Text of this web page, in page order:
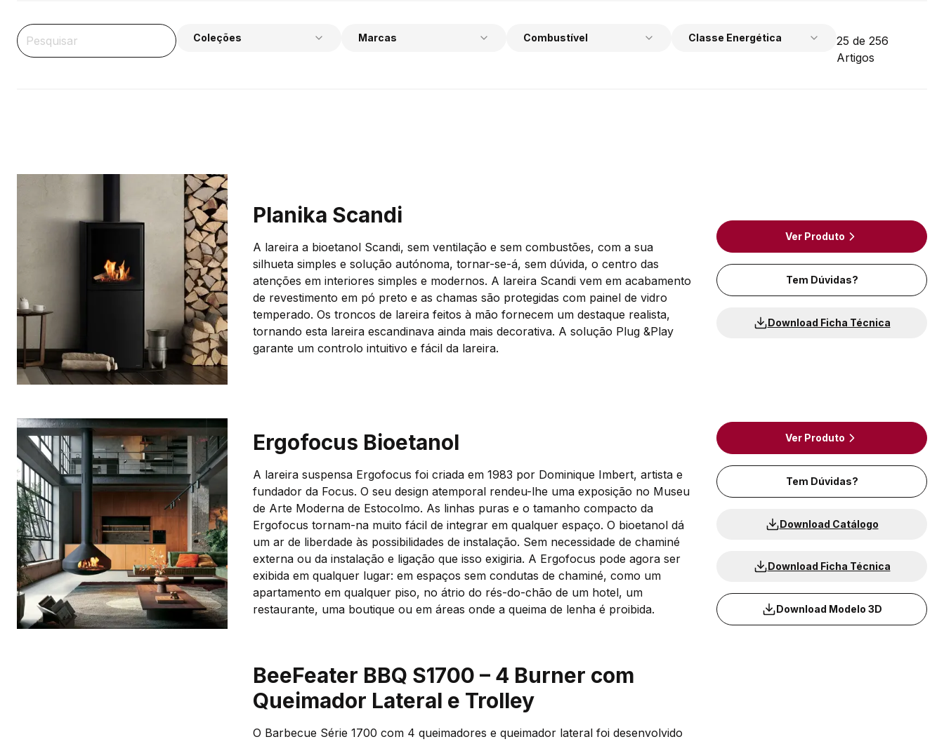
Coleções Marcas Combustível Classe Energética 25 de 256
Artigos
Planika Scandi
A lareira a bioetanol Scandi, sem ventilação e sem combustões, com a sua
silhueta simples e solução autónoma, tornar-se-á, sem dúvida, o centro das
atenções em interiores simples e modernos. A lareira Scandi vem em acabamento
de revestimento em pó preto e as chamas são protegidas com painel de vidro
temperado. Os troncos de lareira feitos à mão fornecem um destaque realista,
tornando esta lareira escandinava ainda mais decorativa. A solução Plug &Play
garante um controlo intuitivo e fácil da lareira.
Ver Produto
Tem Dúvidas?
Download Ficha Técnica
Ergofocus Bioetanol
A lareira suspensa Ergofocus foi criada em 1983 por Dominique Imbert, artista e
fundador da Focus. O seu design atemporal rendeu-lhe uma exposição no Museu
de Arte Moderna de Estocolmo. As linhas puras e o tamanho compacto da
Ergofocus tornam-na muito fácil de integrar em qualquer espaço. O bioetanol dá
um ar de liberdade às possibilidades de instalação. Sem necessidade de chaminé
externa ou da instalação e ligação que isso exigiria. A Ergofocus pode agora ser
exibida em qualquer lugar: em espaços sem condutas de chaminé, como um
apartamento em qualquer piso, no átrio do rés-do-chão de um hotel, um
restaurante, uma boutique ou em áreas onde a queima de lenha é proibida.
Ver Produto
Tem Dúvidas?
Download Catálogo
Download Ficha Técnica
Download Modelo 3D
BeeFeater BBQ S1700 – 4 Burner com
Queimador Lateral e Trolley
O Barbecue Série 1700 com 4 queimadores e queimador lateral foi desenvolvido